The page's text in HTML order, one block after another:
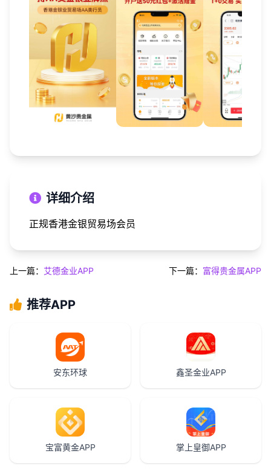
详细介绍
正规香港金银贸易场会员
上一篇： 艾德金业APP 下一篇： 富得贵金属APP
推荐APP
安东环球 鑫圣金业APP
宝富黄金APP 掌上皇御APP